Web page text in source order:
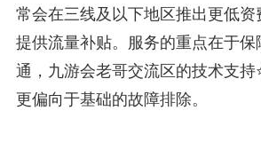
常会在三线及以下地区推出更低资
提供流量补贴。服务的重点在于保
通，九游会老哥交流区的技术支持
更偏向于基础的故障排除。